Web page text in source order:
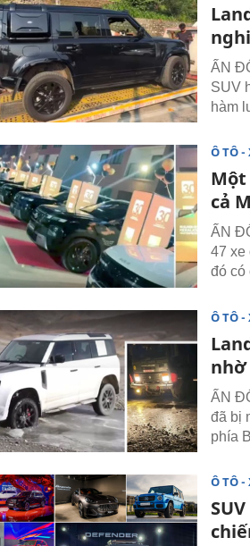
ẤN
SUV
hàm
Ô TÔ -
Một
cả
ẤN
47 xe
đó có
Ô TÔ -
nhờ
ẤN
đã bị
phía
Ô TÔ -